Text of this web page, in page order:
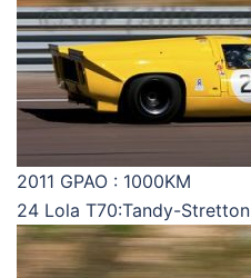
2011 GPAO : 1000KM
24 Lola T70:Tandy-Stretton